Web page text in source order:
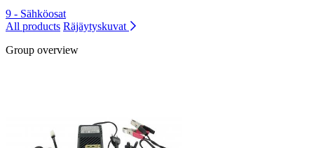
9 - Sähköosat
All products Räjäytyskuvat
Group overview